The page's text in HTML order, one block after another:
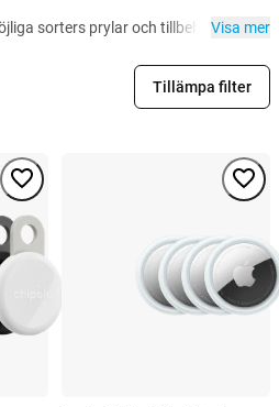
sorters prylar och tillbehör förVisa mer
Tillämpa filter